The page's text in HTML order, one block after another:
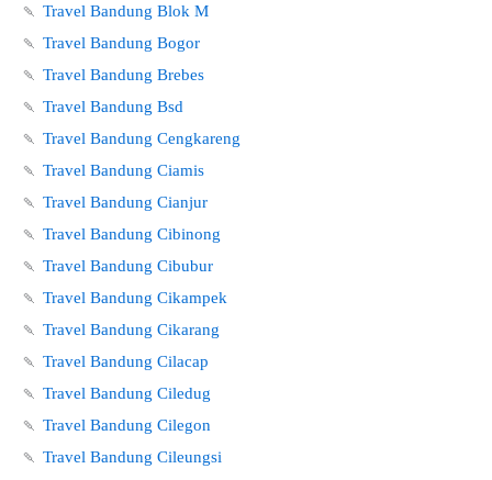
🍡 Travel Bandung Blok M
🍡 Travel Bandung Bogor
🍡 Travel Bandung Brebes
🍡 Travel Bandung Bsd
🍡 Travel Bandung Cengkareng
🍡 Travel Bandung Ciamis
🍡 Travel Bandung Cianjur
🍡 Travel Bandung Cibinong
🍡 Travel Bandung Cibubur
🍡 Travel Bandung Cikampek
🍡 Travel Bandung Cikarang
🍡 Travel Bandung Cilacap
🍡 Travel Bandung Ciledug
🍡 Travel Bandung Cilegon
🍡 Travel Bandung Cileungsi